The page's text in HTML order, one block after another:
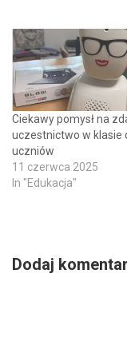
Ciekawy pomysł na
uczestnictwo w klasie
uczniów
11 czerwca 2025
In "Edukacja"
Dodaj